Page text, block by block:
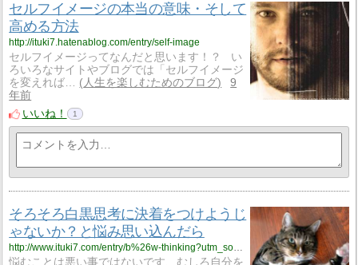
セルフイメージの本当の意味・そして
高める方法
http://ituki7.hatenablog.com/entry/self-image
セルフイメージってなんだと思います！？ い
ろいろなサイトやブログでは「セルフイメージ
を変えれば…
人生を楽しむためのブログ
9
年前
いいね！
1
そろそろ白黒思考に決着をつけようじ
ゃないか？と悩み思い込んだら
http://www.ituki7.com/entry/b%26w-thinking?utm_source=feed
悩むことは悪い事ではないです、むしろ自分を